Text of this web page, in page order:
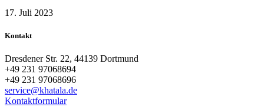
17. Juli 2023
Kontakt
Dresdener Str. 22, 44139 Dortmund
+49 231 97068694
+49 231 97068696
service@khatala.de
Kontaktformular